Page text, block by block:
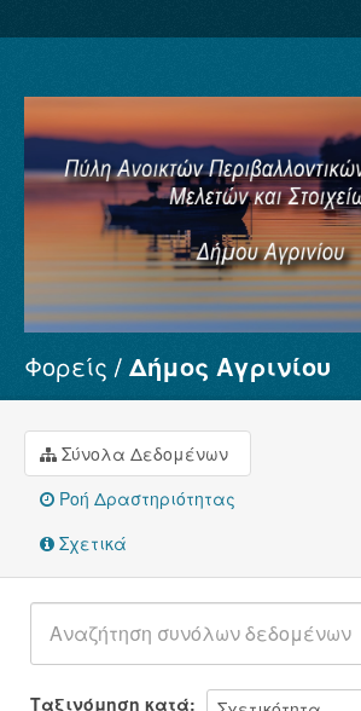
Σύνολα Δεδομένων
Φορείς
Ομάδες
Σχετικά
Φορείς Δήμος Αγρινίου
Σύνολα Δεδομένων
Ροή Δραστηριότητας
Σχετικά
Ταξινόμηση κατά